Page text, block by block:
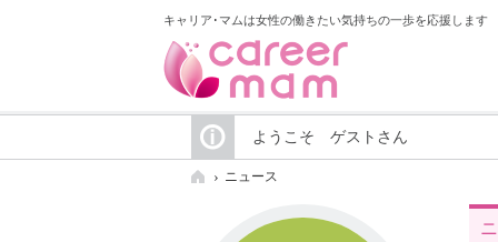
キャリア･マムは女性の働きたい気持ちの一歩を応援します
ようこそ ゲストさん
ニュース